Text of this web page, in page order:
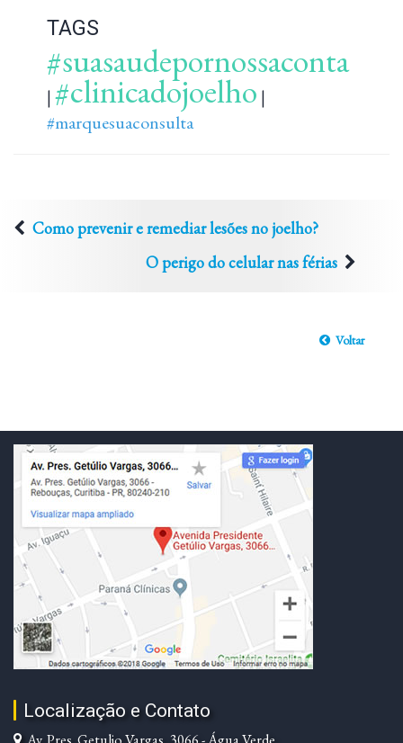
TAGS
#suasaudepornossaconta
|#clinicadojoelho |
#marquesuaconsulta
Como prevenir e remediar lesões no joelho?
O perigo do celular nas férias
Voltar
Localização e Contato